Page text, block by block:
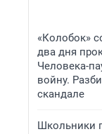
«Колобок»
два дня
Человека-
войну.
скандале
Школьники